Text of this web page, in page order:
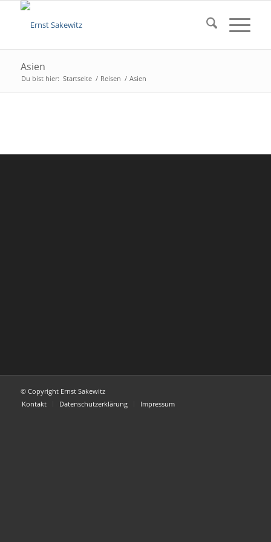
Asien
Du bist hier: Startseite / Reisen / Asien
© Copyright Ernst Sakewitz
Kontakt
Datenschutzerklärung Impressum